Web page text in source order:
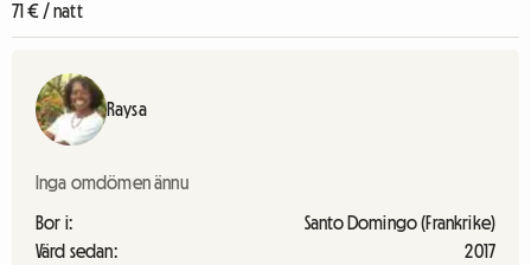
71 € / natt
Raysa
Inga omdömen ännu
Bor i:
Santo Domingo (Frankrike)
Värd sedan:
2017